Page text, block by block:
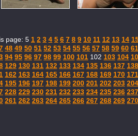
page: 5 1 2 3 4 5 6 7 8 9 10 11 12 13 14
48 49 50 51 52 53 54 55 56 57 58 59 60 61
94 95 96 97 98 99 100 101 102 103 104
129 130 131 132 133 134 135 136 137 138
162 163 164 165 166 167 168 169 170 171
195 196 197 198 199 200 201 202 203 204
228 229 230 231 232 233 234 235 236 237
261 262 263 264 265 266 267 268 269 270